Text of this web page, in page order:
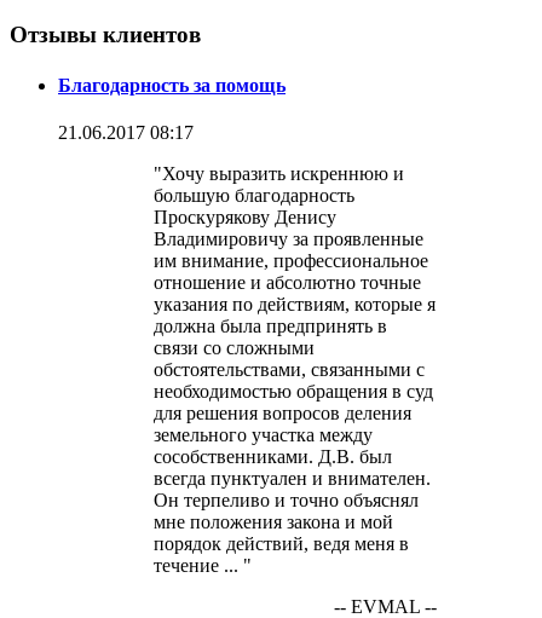
Отзывы клиентов
Благодарность за помощь
21.06.2017 08:17
"Хочу выразить искреннюю и
большую благодарность
Проскурякову Денису
Владимировичу за проявленные
им внимание, профессиональное
отношение и абсолютно точные
указания по действиям, которые я
должна была предпринять в
связи со сложными
обстоятельствами, связанными с
необходимостью обращения в суд
для решения вопросов деления
земельного участка между
сособственниками. Д.В. был
всегда пунктуален и внимателен.
Он терпеливо и точно объяснял
мне положения закона и мой
порядок действий, ведя меня в
течение ... "
-- EVMAL --